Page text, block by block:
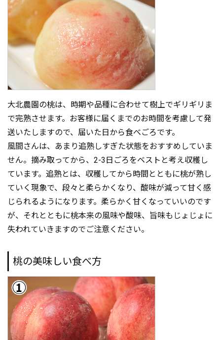
大北農園の桃は、時期や品種に合わせて樹上でギリギリま
で完熟させます。お客様に届くまでのお時間を考慮して発
送いたしますので、届いた日から食べごろです。
風間さんは、あまり追熟しすぎた状態をおすすめしていま
せん。摘み取ってから、2-3日ごろをベストと考え収穫し
ています。追熟とは、収穫してから時間とともに桃が熟し
ていく現象で、段々と柔らかくなり、酸味が減って甘く感
じられるようになります。柔らかく甘くなっていいのです
が、それとともに桃本来の風味や酸味、旨味もじょじょに
失われていきますのでご注意ください。
桃の美味しい食べ方